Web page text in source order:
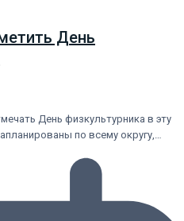
День
День физкультурника в эту
по всему округу,…